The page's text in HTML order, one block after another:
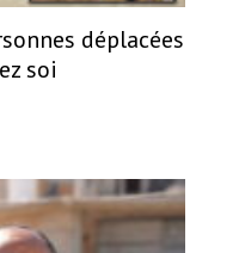
déplacées
soi